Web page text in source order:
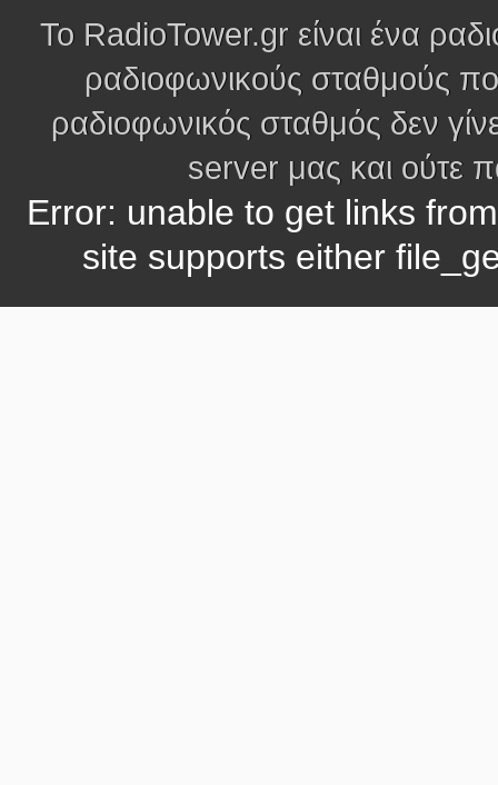
Το RadioTower.gr είναι ένα
ραδιοφωνικούς σταθμούς
ραδιοφωνικός σταθμός δεν
server μας και ούτε
Error: unable to get links
site supports either